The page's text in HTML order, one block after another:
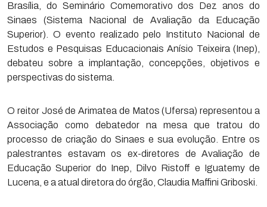
Brasília, do Seminário Comemorativo dos Dez anos do
Sinaes (Sistema Nacional de Avaliação da Educação
Superior). O evento realizado pelo Instituto Nacional de
Estudos e Pesquisas Educacionais Anísio Teixeira (Inep),
debateu sobre a implantação, concepções, objetivos e
perspectivas do sistema.
O reitor José de Arimatea de Matos (Ufersa) representou a
Associação como debatedor na mesa que tratou do
processo de criação do Sinaes e sua evolução. Entre os
palestrantes estavam os ex-diretores de Avaliação de
Educação Superior do Inep, Dilvo Ristoff e Iguatemy de
Lucena, e a atual diretora do órgão, Claudia Maffini Griboski.